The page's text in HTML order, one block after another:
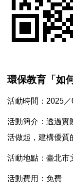
環保教育「如
活動時間：2025
活動簡介：透過實
活做起，建構優質
活動地點：臺北市
活動費用：免費